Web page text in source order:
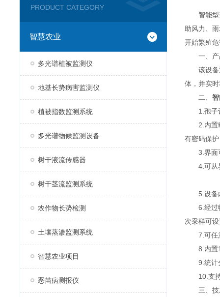
PRODUCT CATEGORY
智慧农业
多光谱植被监测仪
地基长势病害监测仪
植被指数监测系统
多光谱物候监测设备
树干液流传感器
树干茎流监测系统
农作物长势检测
土壤蒸渗监测系统
智慧农业项目
恶苗病测报仪
智能型孢
助风力、
开始繁殖
一、产
该设备通
体，并实
二、
1.孢子设
2.内置载
有密码保
3.界面可
4.可从界
5.设备内
6.经过特
次采样可
7.可任意
8.内置
9.统计分
10.支持
三、技